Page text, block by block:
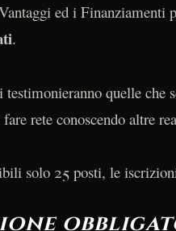
ed i Finanziamenti
.
quelle che
rete conoscendo altre
solo 25 posti, le